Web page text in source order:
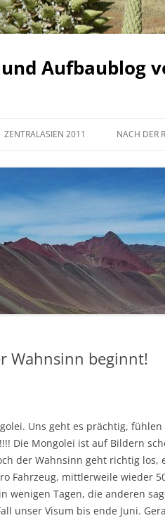
Aufbaublog
ZENTRALASIEN 2011 NACH DER
Wahnsinn beginnt!
Uns geht es prächtig,
Die Mongolei ist auf Bildern
der Wahnsinn geht richtig los,
Fahrzeug, mittlerweile wieder
wenigen Tagen, die anderen
unser Visum bis ende Juni.